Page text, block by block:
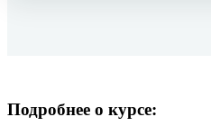
Подробнее о курсе: